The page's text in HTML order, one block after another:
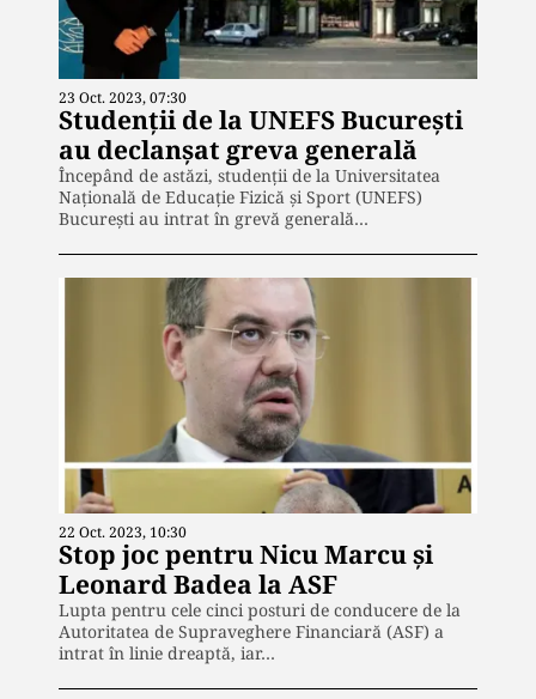
23 Oct. 2023, 07:30
Studenții de la UNEFS București
au declanșat greva generală
Începând de astăzi, studenții de la Universitatea
Națională de Educație Fizică și Sport (UNEFS)
București au intrat în grevă generală…
22 Oct. 2023, 10:30
Stop joc pentru Nicu Marcu și
Leonard Badea la ASF
Lupta pentru cele cinci posturi de conducere de la
Autoritatea de Supraveghere Financiară (ASF) a
intrat în linie dreaptă, iar…